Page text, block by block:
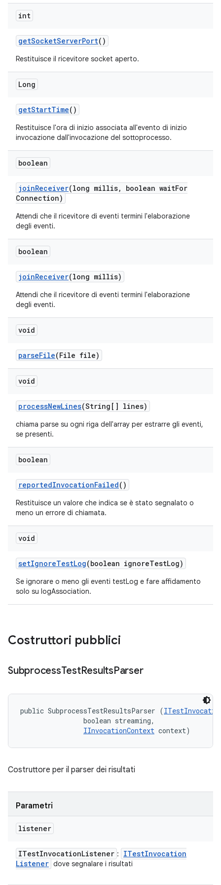
int
getSocketServerPort()
Restituisce il ricevitore socket aperto.
Long
getStartTime()
Restituisce l'ora di inizio associata all'evento di inizio
invocazione dall'invocazione del sottoprocesso.
boolean
joinReceiver(long millis, boolean waitFor
Connection)
Attendi che il ricevitore di eventi termini l'elaborazione
degli eventi.
boolean
joinReceiver(long millis)
Attendi che il ricevitore di eventi termini l'elaborazione
degli eventi.
void
parseFile(File file)
void
processNewLines(String[] lines)
chiama parse su ogni riga dell'array per estrarre gli eventi,
se presenti.
boolean
reportedInvocationFailed()
Restituisce un valore che indica se è stato segnalato o
meno un errore di chiamata.
void
setIgnoreTestLog(boolean ignoreTestLog)
Se ignorare o meno gli eventi testLog e fare affidamento
solo su logAssociation.
Costruttori pubblici
SubprocessTestResultsParser
public SubprocessTestResultsParser (
                boolean streaming,
IInvocationContext context)
Costruttore per il parser dei risultati
Parametri
listener
ITestInvocationListener : ITestInvocation
Listener dove segnalare i risultati